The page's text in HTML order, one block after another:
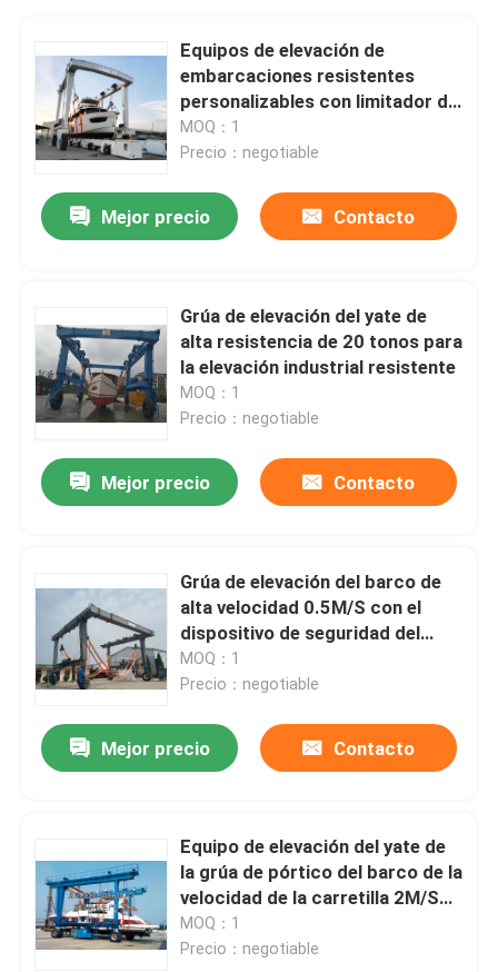
Equipos de elevación de
embarcaciones resistentes
personalizables con limitador de
sobrecarga
MOQ：1
Precio：negotiable
Mejor precio Contacto
Grúa de elevación del yate de
alta resistencia de 20 tonos para
la elevación industrial resistente
MOQ：1
Precio：negotiable
Mejor precio Contacto
Grúa de elevación del barco de
alta velocidad 0.5M/S con el
dispositivo de seguridad del
limitador de sobrecarga
MOQ：1
Precio：negotiable
Mejor precio Contacto
Equipo de elevación del yate de
la grúa de pórtico del barco de la
velocidad de la carretilla 2M/S
20T
MOQ：1
Precio：negotiable